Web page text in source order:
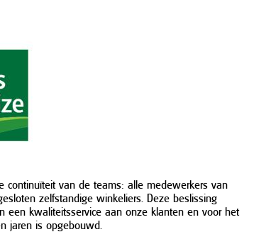
continuïteit van de teams: alle medewerkers van
zelfstandige winkeliers. Deze beslissing
een kwaliteitsservice aan onze klanten en voor het
jaren is opgebouwd.